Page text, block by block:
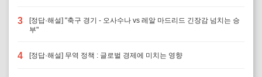
3
[정답·해설] "축구 경기 - 오사수나 vs 레알 마드리드 긴장감 넘치는 승
부"
4 [정답·해설] 무역 정책 : 글로벌 경제에 미치는 영향